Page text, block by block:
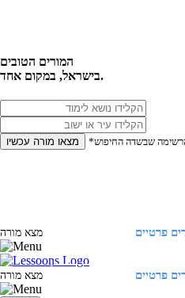
המורים הטובים
בישראל, במקום אחד.
מצאו מורה עכשיו שבשדה החיפוש
פרטיים מצא מורה
פרטיים מצא מורה